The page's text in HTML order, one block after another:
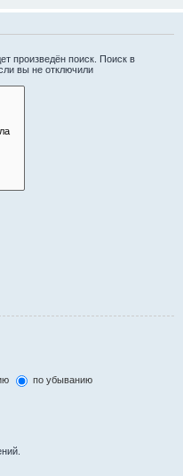
произведён поиск. Поиск в
вы не отключили
по убыванию